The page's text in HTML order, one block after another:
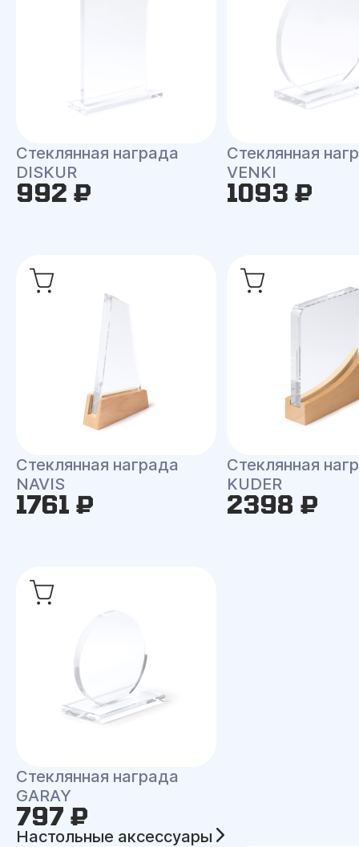
Стеклянная награда
DISKUR
992 ₽
Стеклянная
VENKI
1093 ₽
Стеклянная награда
NAVIS
1761 ₽
Стеклянная
KUDER
2398 ₽
Стеклянная награда
GARAY
797 ₽
Настольные аксессуары